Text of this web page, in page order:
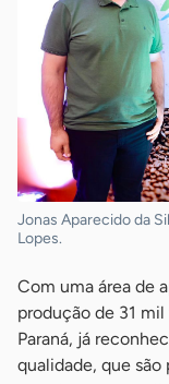
Jonas Aparecido da
Lopes.
Com uma área de
produção de 31
Paraná, já
qualidade, que